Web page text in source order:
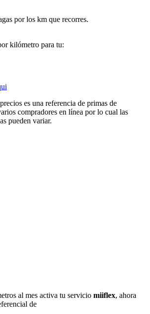
por los km que recorres.
kilómetro para tu:
es una referencia de primas de
compradores en línea por lo cual las
pueden variar.
al mes activa tu servicio miiflex, ahora
de